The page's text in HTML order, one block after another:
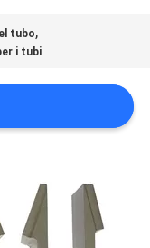
tubo,
i tubi